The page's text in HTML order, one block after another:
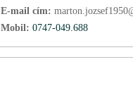
E-mail cím:
Mobil: 0747-049.688